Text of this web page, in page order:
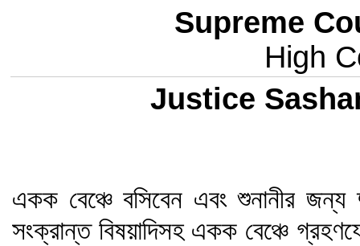
Supreme
High
Justice
একক বেঞ্চে বসিবেন এবং শুনানীর
সংক্রান্ত বিষয়াদিসহ একক বেঞ্চে